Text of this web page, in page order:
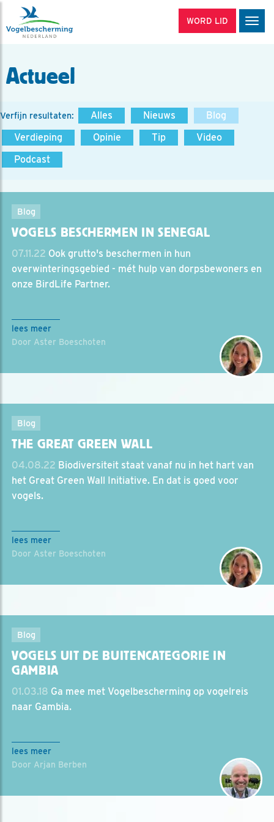
WORD LID
Actueel
Verfijn resultaten: Alles Nieuws
Blog
Verdieping
Opinie Tip
Video
Podcast
Blog
VOGELS BESCHERMEN IN SENEGAL
07.11.22 Ook grutto's beschermen in hun
overwinteringsgebied - mét hulp van dorpsbewoners en
onze BirdLife Partner.
lees meer
Door Aster Boeschoten
Blog
THE GREAT GREEN WALL
04.08.22 Biodiversiteit staat vanaf nu in het hart van
het Great Green Wall Initiative. En dat is goed voor
vogels.
lees meer
Door Aster Boeschoten
Blog
VOGELS UIT DE BUITENCATEGORIE IN
GAMBIA
01.03.18 Ga mee met Vogelbescherming op vogelreis
naar Gambia.
lees meer
Door Arjan Berben